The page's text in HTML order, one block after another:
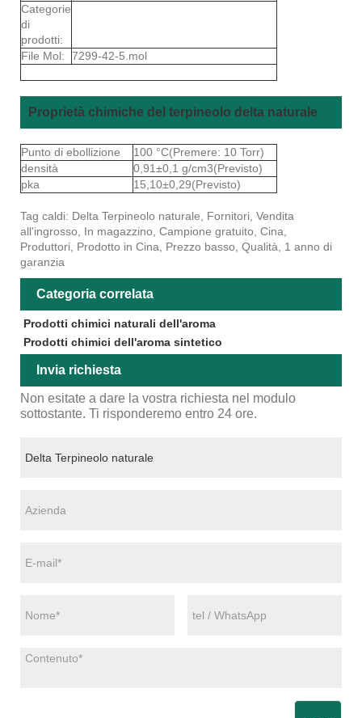
Categorie
di
prodotti:
File Mol:
7299-42-5.mol
Proprietà chimiche del terpineolo delta naturale
Punto di ebollizione
100 °C(Premere: 10 Torr)
densità
0,91±0,1 g/cm3(Previsto)
pka
15,10±0,29(Previsto)
Tag caldi: Delta Terpineolo naturale, Fornitori, Vendita
all'ingrosso, In magazzino, Campione gratuito, Cina,
Produttori, Prodotto in Cina, Prezzo basso, Qualità, 1 anno di
garanzia
Categoria correlata
Prodotti chimici naturali dell'aroma
Prodotti chimici dell'aroma sintetico
Invia richiesta
Non esitate a dare la vostra richiesta nel modulo
sottostante. Ti risponderemo entro 24 ore.